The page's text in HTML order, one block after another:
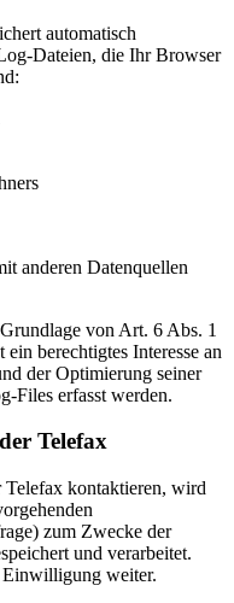
automatisch
Dateien, die Ihr Browser
anderen Datenquellen
von Art. 6 Abs. 1
berechtigtes Interesse an
der Optimierung seiner
Files erfasst werden.
Telefax
kontaktieren, wird
zum Zwecke der
und verarbeitet.
weiter.